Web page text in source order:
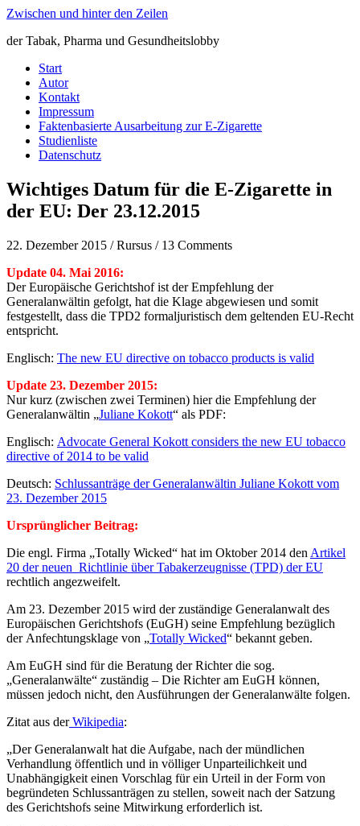
Zwischen und hinter den Zeilen
der Tabak, Pharma und Gesundheitslobby
Start
Autor
Kontakt
Impressum
Faktenbasierte Ausarbeitung zur E-Zigarette
Studienliste
Datenschutz
Wichtiges Datum für die E-Zigarette in
der EU: Der 23.12.2015
22. Dezember 2015 / Rursus / 13 Comments
Update 04. Mai 2016:
Der Europäische Gerichtshof ist der Empfehlung der
Generalanwältin gefolgt, hat die Klage abgewiesen und somit
festgestellt, dass die TPD2 formaljuristisch dem geltenden EU-Recht
entspricht.
Englisch: The new EU directive on tobacco products is valid
Update 23. Dezember 2015:
Nur kurz (zwischen zwei Terminen) hier die Empfehlung der
Generalanwältin „Juliane Kokott“ als PDF:
Englisch: Advocate General Kokott considers the new EU tobacco
directive of 2014 to be valid
Deutsch: Schlussanträge der Generalanwältin Juliane Kokott vom
23. Dezember 2015
Ursprünglicher Beitrag:
Die engl. Firma „Totally Wicked“ hat im Oktober 2014 den Artikel
20 der neuen Richtlinie über Tabakerzeugnisse (TPD) der EU
rechtlich angezweifelt.
Am 23. Dezember 2015 wird der zuständige Generalanwalt des
Europäischen Gerichtshofs (EuGH) seine Empfehlung bezüglich
der Anfechtungsklage von „Totally Wicked“ bekannt geben.
Am EuGH sind für die Beratung der Richter die sog.
„Generalanwälte“ zuständig – Die Richter am EuGH können,
müssen jedoch nicht, den Ausführungen der Generalanwälte folgen.
Zitat aus derWikipedia:
„Der Generalanwalt hat die Aufgabe, nach der mündlichen
Verhandlung öffentlich und in völliger Unparteilichkeit und
Unabhängigkeit einen Vorschlag für ein Urteil in der Form von
begründeten Schlussanträgen zu stellen, soweit nach der Satzung
des Gerichtshofs seine Mitwirkung erforderlich ist.